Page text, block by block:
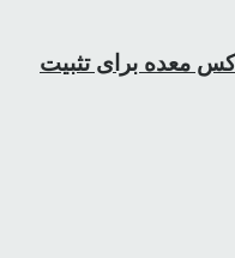
معده برای تثبیت